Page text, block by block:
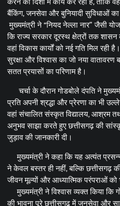
बैंकिंग, जनसेवा और बुनियादी सुविधाओं
मुख्यमंत्री ने “नियद नेल्ला नार” जैसी
कि राज्य सरकार दूरस्थ क्षेत्रों तक
वहां विकास कार्यों को नई गति मिल रही
सुरक्षा और विश्वास का जो नया
सतत प्रयासों का परिणाम है।
चर्चा के दौरान गोडबोले दंपति ने
प्रति अपनी श्रद्धा और प्रेरणा का भी
वहां संचालित संस्कृत विद्यालय, आश्रम
अनुभव साझा करते हुए छत्तीसगढ़ की
जुड़ाव की जानकारी दी।
मुख्यमंत्री ने कहा कि यह अत्यंत
ने केवल बस्तर ही नहीं, बल्कि छत्तीसगढ़
जीवन मूल्यों और आध्यात्मिक परंपराओं को
मुख्यमंत्री ने विश्वास व्यक्त किया कि
की भावना पूरे छत्तीसगढ़ में जनसेवा और